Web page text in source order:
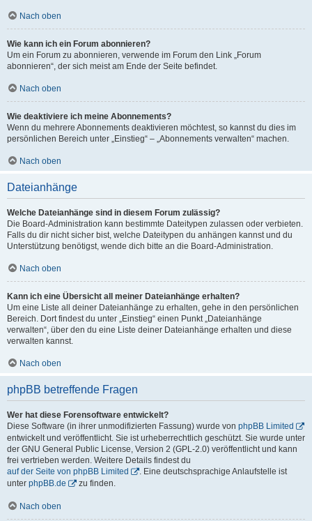
Nach oben
Wie kann ich ein Forum abonnieren?
Um ein Forum zu abonnieren, verwende im Forum den Link „Forum
abonnieren“, der sich meist am Ende der Seite befindet.
Nach oben
Wie deaktiviere ich meine Abonnements?
Wenn du mehrere Abonnements deaktivieren möchtest, so kannst du dies im
persönlichen Bereich unter „Einstieg“ – „Abonnements verwalten“ machen.
Nach oben
Dateianhänge
Welche Dateianhänge sind in diesem Forum zulässig?
Die Board-Administration kann bestimmte Dateitypen zulassen oder verbieten.
Falls du dir nicht sicher bist, welche Dateitypen du anhängen kannst und du
Unterstützung benötigst, wende dich bitte an die Board-Administration.
Nach oben
Kann ich eine Übersicht all meiner Dateianhänge erhalten?
Um eine Liste all deiner Dateianhänge zu erhalten, gehe in den persönlichen
Bereich. Dort findest du unter „Einstieg“ einen Punkt „Dateianhänge
verwalten“, über den du eine Liste deiner Dateianhänge erhalten und diese
verwalten kannst.
Nach oben
phpBB betreffende Fragen
Wer hat diese Forensoftware entwickelt?
Diese Software (in ihrer unmodifizierten Fassung) wurde von phpBB Limited
entwickelt und veröffentlicht. Sie ist urheberrechtlich geschützt. Sie wurde unter
der GNU General Public License, Version 2 (GPL-2.0) veröffentlicht und kann
frei vertrieben werden. Weitere Details findest du
auf der Seite von phpBB Limited
. Eine deutschsprachige Anlaufstelle ist
unter phpBB.de zu finden.
Nach oben